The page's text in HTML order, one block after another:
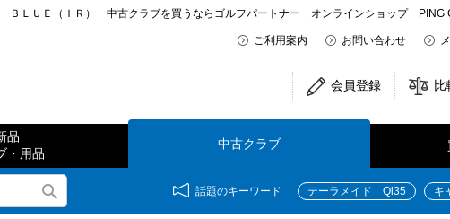
Ｅ（ＩＲ） 中古クラブを買うならゴルフパートナー オンラインショップ PING
ご利用案内 お問い合わせ
比
会員登録
品
・用品
中古クラブ
話題のキーワード テーラメイド Qi35 キ